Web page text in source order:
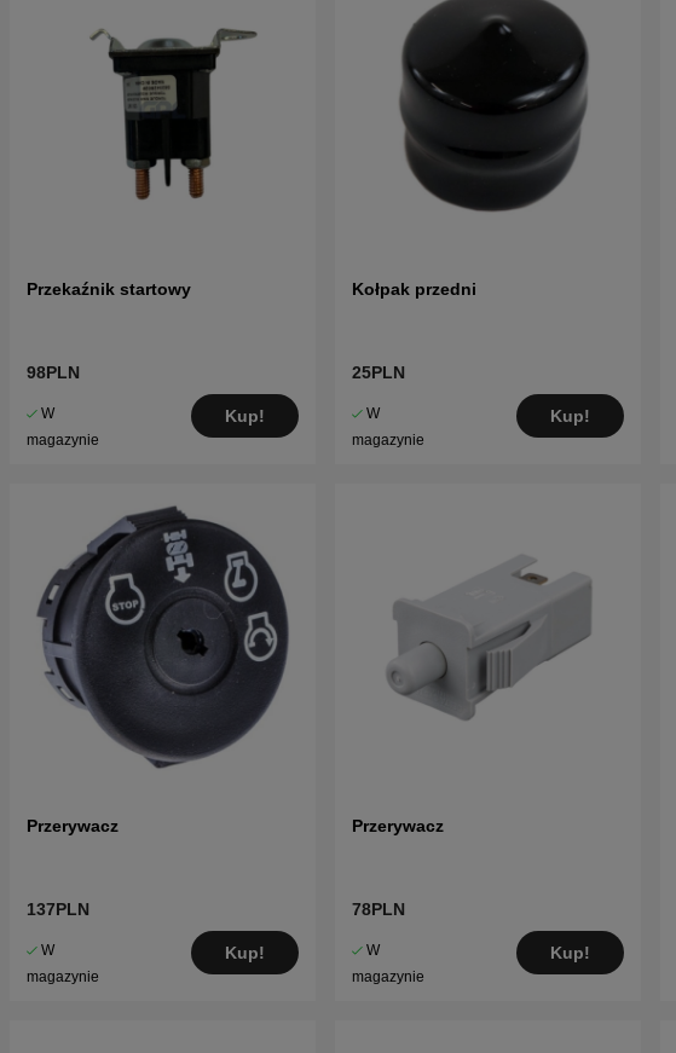
Przekaźnik startowy
98PLN
W
magazynie
Kup!
Kołpak przedni
25PLN
W
magazynie
Kup!
Przerywacz
137PLN
W
magazynie
Kup!
Przerywacz
78PLN
W
magazynie
Kup!